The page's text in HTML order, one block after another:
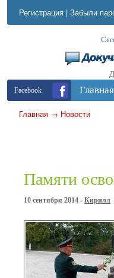
Регистрация | Забыли
Facebook Главная
Главная → Новости
Памяти
10 сентября 2014 - Кирилл